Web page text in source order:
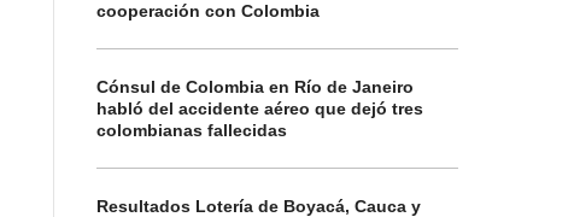
cooperación con Colombia
Cónsul de Colombia en Río de Janeiro
habló del accidente aéreo que dejó tres
colombianas fallecidas
Resultados Lotería de Boyacá, Cauca y